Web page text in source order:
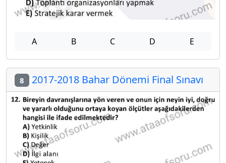
A B C D E
8 2017-2018 Bahar Dönemi Final Sınavı